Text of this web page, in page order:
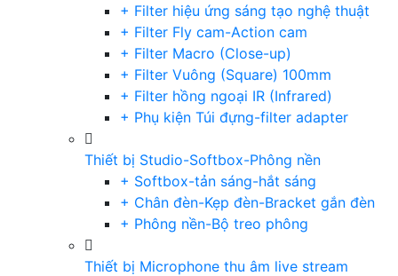
+ Filter hiệu ứng sáng tạo nghệ thuật
+ Filter Fly cam-Action cam
+ Filter Macro (Close-up)
+ Filter Vuông (Square) 100mm
+ Filter hồng ngoại IR (Infrared)
+ Phụ kiện Túi đựng-filter adapter
Thiết bị Studio-Softbox-Phông nền
+ Softbox-tản sáng-hắt sáng
+ Chân đèn-Kẹp đèn-Bracket gắn đèn
+ Phông nền-Bộ treo phông
Thiết bị Microphone thu âm live stream